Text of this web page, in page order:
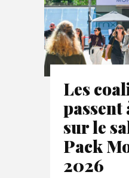
Les
passent
sur le
Pack
2026